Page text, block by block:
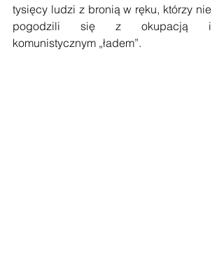
tysięcy ludzi z bronią w ręku, którzy nie
pogodzili się z okupacją i
komunistycznym „ładem”.